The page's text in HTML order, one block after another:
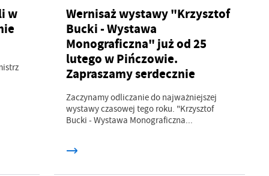
w
Wernisaż wystawy "Krzysztof
Bucki - Wystawa
Monograficzna" już od 25
lutego w Pińczowie.
Zapraszamy serdecznie
Zaczynamy odliczanie do najważniejszej
wystawy czasowej tego roku. "Krzysztof
Bucki - Wystawa Monograficzna...